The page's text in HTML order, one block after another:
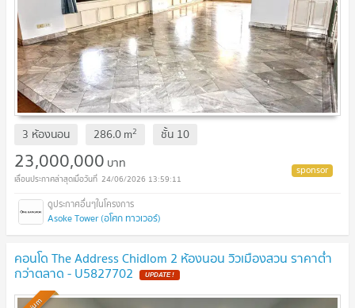
3 ห้องนอน 286.0m2 ชั้น 10
23,000,000 บาท
24/06/2026 13:59:11
Asoke Tower (อโศก ทาวเวอร์)
คอนโด The Address Chidlom 2 ห้องนอน วิวเมืองสวน ราคาต่ำ
กว่าตลาด - U5827702